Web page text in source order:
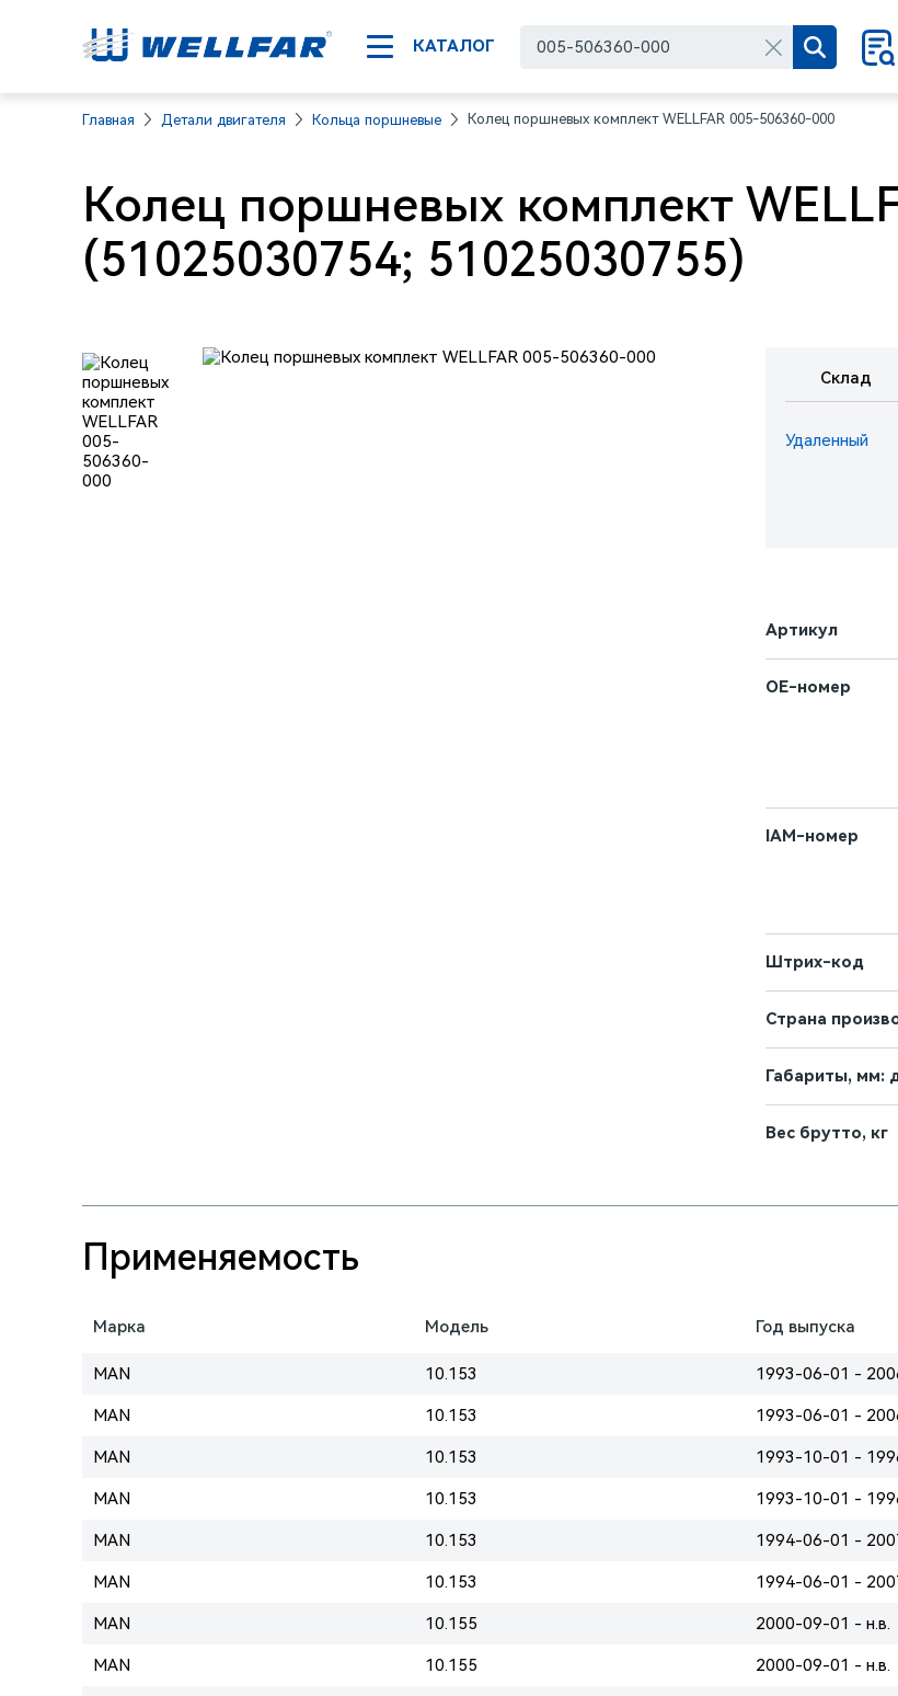
КАТАЛОГ
Главная Детали двигателя Кольца поршневые Колец поршневых комплект WELLFAR 005-506360-000
Колец поршневых комплект
(51025030754; 51025030755)
Склад
Удаленный
Артикул
OE-номер
IAM-номер
Штрих-код
Страна
Габариты, мм:
Вес брутто, кг
Применяемость
Марка Модель Год выпуска
MAN 10.153 1993-06-01 -
MAN 10.153 1993-06-01 -
MAN 10.153 1993-10-01 -
MAN 10.153 1993-10-01 -
MAN 10.153 1994-06-01 -
MAN 10.153 1994-06-01 -
MAN 10.155 2000-09-01 - н.в.
MAN 10.155 2000-09-01 - н.в.